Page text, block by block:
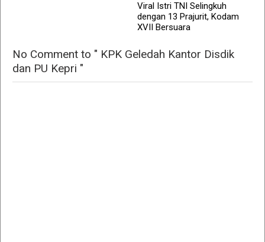
Viral Istri TNI Selingkuh
dengan 13 Prajurit, Kodam
XVII Bersuara
No Comment to " KPK Geledah Kantor Disdik
dan PU Kepri "